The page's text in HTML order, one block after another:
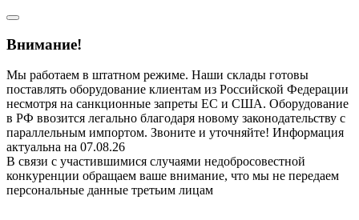
Внимание!
Мы работаем в штатном режиме. Наши склады готовы
поставлять оборудование клиентам из Российской Федерации
несмотря на санкционные запреты ЕС и США. Оборудование
в РФ ввозится легально благодаря новому законодательству с
параллельным импортом. Звоните и уточняйте! Информация
актуальна на 07.08.26
В связи с участившимися случаями недобросовестной
конкуренции обращаем ваше внимание, что мы не передаем
персональные данные третьим лицам